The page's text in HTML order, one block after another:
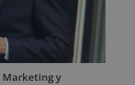
Marketing y